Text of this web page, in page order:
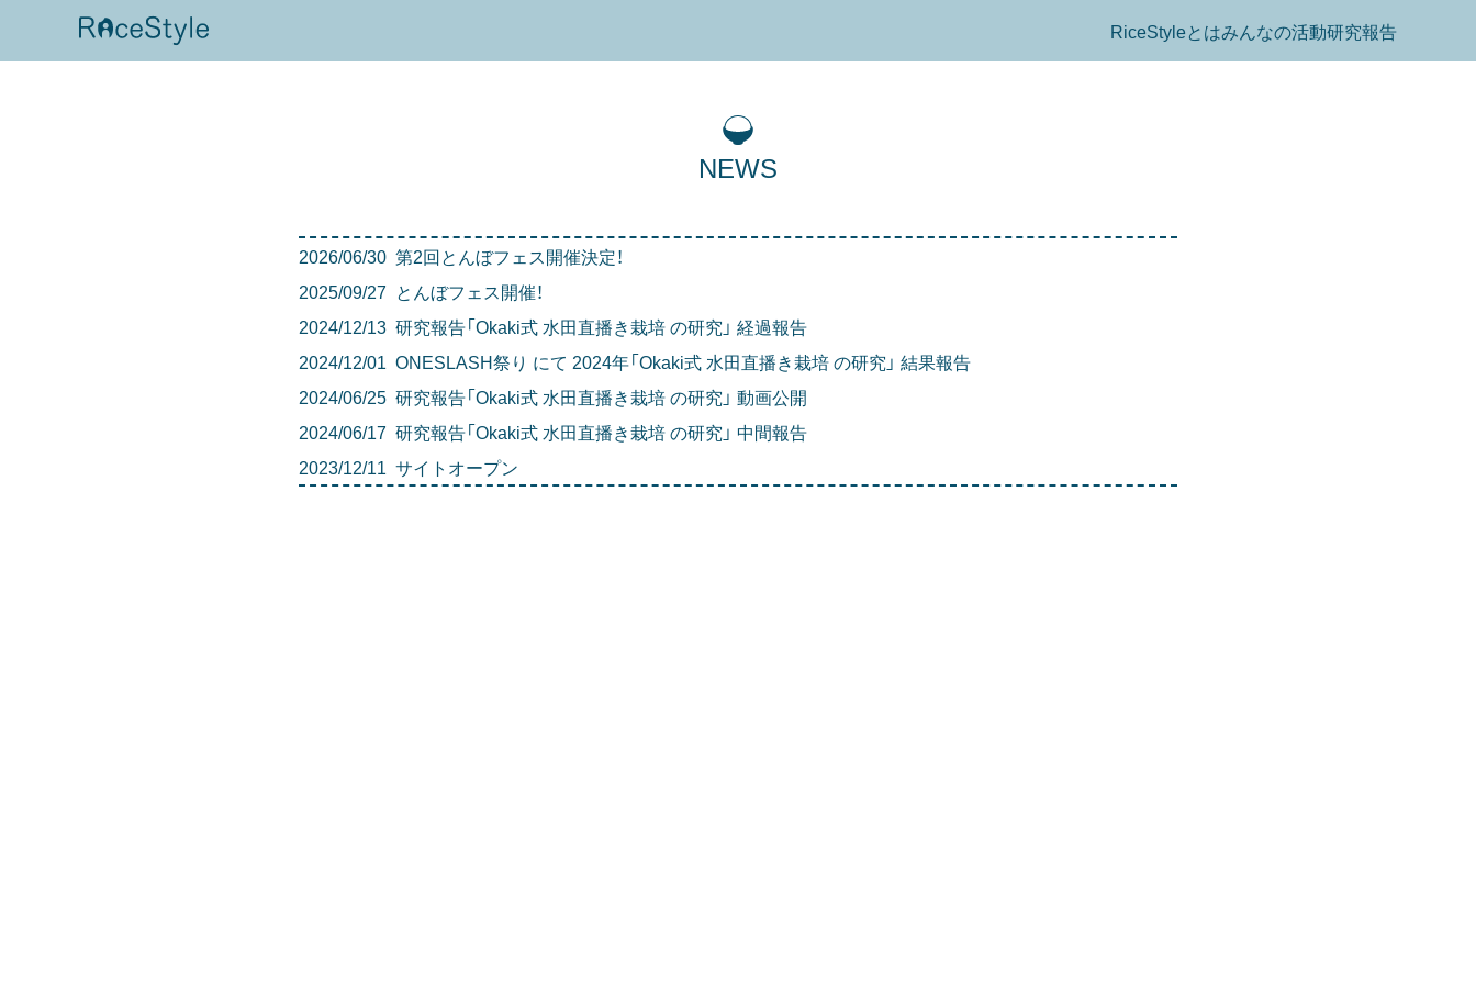
RiceStyleとはみんなの活動研究報告
NEWS
2026/06/30 第2回とんぼフェス開催決定！
2025/09/27 とんぼフェス開催！
2024/12/13 研究報告「Okaki式 水田直播き栽培 の研究」 経過報告
2024/12/01 ONESLASH祭り にて 2024年「Okaki式 水田直播き栽培 の研究」 結果報告
2024/06/25 研究報告「Okaki式 水田直播き栽培 の研究」 動画公開
2024/06/17 研究報告「Okaki式 水田直播き栽培 の研究」 中間報告
2023/12/11 サイトオープン